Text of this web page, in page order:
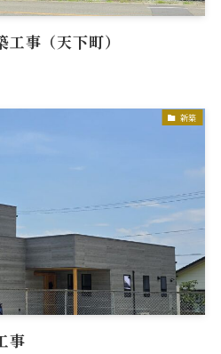
工事（天下町）
新築
事